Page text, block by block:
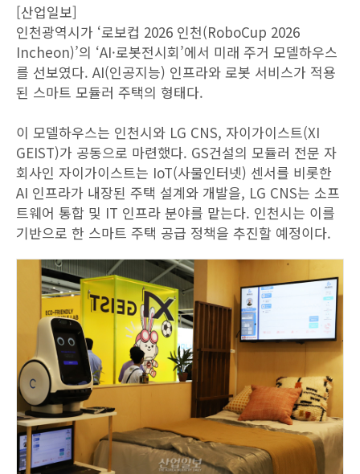
[산업일보]
인천광역시가 ‘로보컵 2026 인천(RoboCup 2026
Incheon)’의 ‘AI·로봇전시회’에서 미래 주거 모델하우스
를 선보였다. AI(인공지능) 인프라와 로봇 서비스가 적용
된 스마트 모듈러 주택의 형태다.
이 모델하우스는 인천시와 LG CNS, 자이가이스트(XI
GEIST)가 공동으로 마련했다. GS건설의 모듈러 전문 자
회사인 자이가이스트는 IoT(사물인터넷) 센서를 비롯한
AI 인프라가 내장된 주택 설계와 개발을, LG CNS는 소프
트웨어 통합 및 IT 인프라 분야를 맡는다. 인천시는 이를
기반으로 한 스마트 주택 공급 정책을 추진할 예정이다.